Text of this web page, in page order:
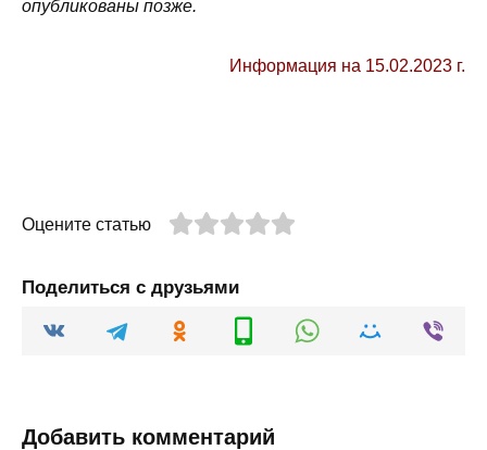
опубликованы позже.
Информация на 15.02.2023 г.
Оцените статью
Поделиться с друзьями
Добавить комментарий